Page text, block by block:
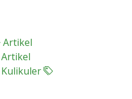
Artikel
Artikel